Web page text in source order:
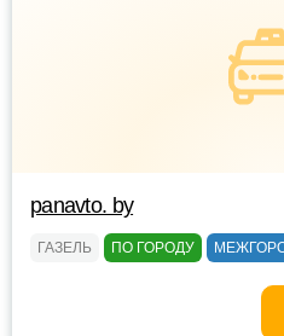
panavto. by
ГАЗЕЛЬ ПО ГОРОДУ